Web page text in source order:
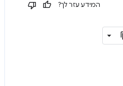
המידע עזר לך?